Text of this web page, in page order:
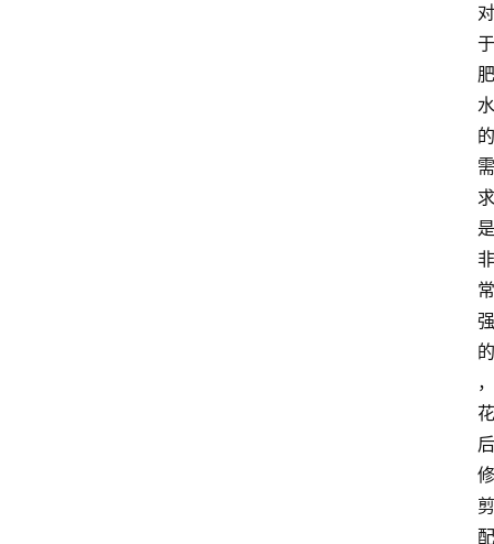
对
于
肥
水
的
需
求
是
非
常
强
的
，
花
后
修
剪
配